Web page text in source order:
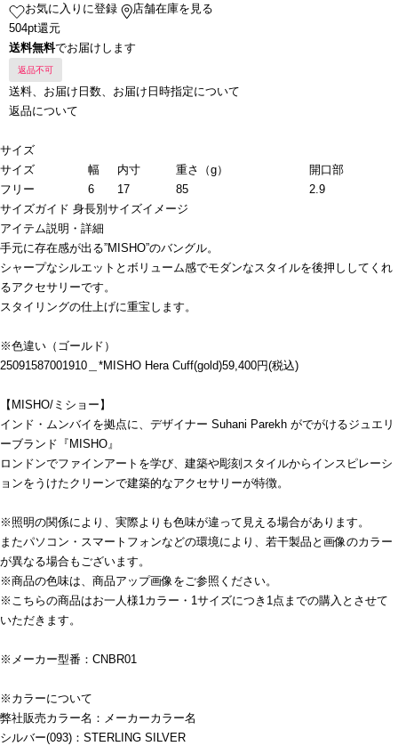
お気に入りに登録
店舗在庫を見る
504pt還元
送料無料でお届けします
返品不可
送料、お届け日数、お届け日時指定について
返品について
サイズ
サイズ
幅 内寸 重さ（g）
開口部
フリー
6 17 85
2.9
サイズガイド 身長別サイズイメージ
アイテム説明・詳細
手元に存在感が出る”MISHO”のバングル。
シャープなシルエットとボリューム感でモダンなスタイルを後押ししてくれ
るアクセサリーです。
スタイリングの仕上げに重宝します。
※色違い（ゴールド）
25091587001910＿*MISHO Hera Cuff(gold)59,400円(税込)
【MISHO/ミショー】
インド・ムンバイを拠点に、デザイナー Suhani Parekh がでがけるジュエリ
ーブランド『MISHO』
ロンドンでファインアートを学び、建築や彫刻スタイルからインスピレーシ
ョンをうけたクリーンで建築的なアクセサリーが特徴。
※照明の関係により、実際よりも色味が違って見える場合があります。
またパソコン・スマートフォンなどの環境により、若干製品と画像のカラー
が異なる場合もございます。
※商品の色味は、商品アップ画像をご参照ください。
※こちらの商品はお一人様1カラー・1サイズにつき1点までの購入とさせて
いただきます。
※メーカー型番：CNBR01
※カラーについて
弊社販売カラー名：メーカーカラー名
シルバー(093)：STERLING SILVER